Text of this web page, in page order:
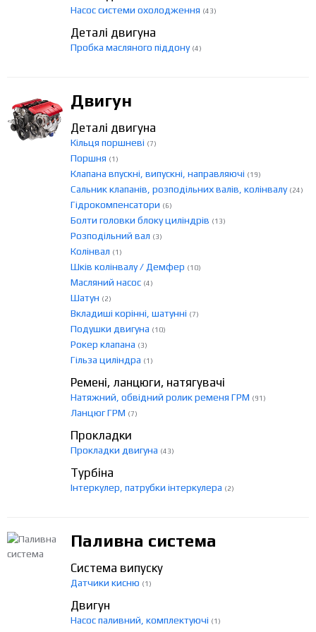
Насос системи охолодження (43)
Деталі двигуна
Пробка масляного піддону (4)
Двигун
Деталі двигуна
Кільця поршневі (7)
Поршня (1)
Клапана впускні, випускні, направляючі (19)
Сальник клапанів, розподільних валів, колінвалу (24)
Гідрокомпенсатори (6)
Болти головки блоку циліндрів (13)
Розподільний вал (3)
Колінвал (1)
Шків колінвалу / Демфер (10)
Масляний насос (4)
Шатун (2)
Вкладиші корінні, шатунні (7)
Подушки двигуна (10)
Рокер клапана (3)
Гільза циліндра (1)
Ремені, ланцюги, натягувачі
Натяжний, обвідний ролик ременя ГРМ (91)
Ланцюг ГРМ (7)
Прокладки
Прокладки двигуна (43)
Турбіна
Інтеркулер, патрубки інтеркулера (2)
Паливна система
Система випуску
Датчики кисню (1)
Двигун
Насос паливний, комплектуючі (1)